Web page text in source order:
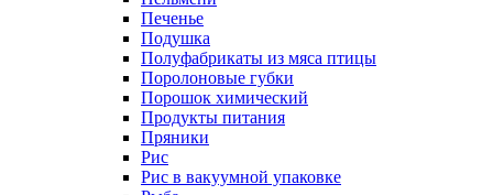
Печенье
Подушка
Полуфабрикаты из мяса птицы
Поролоновые губки
Порошок химический
Продукты питания
Пряники
Рис
Рис в вакуумной упаковке